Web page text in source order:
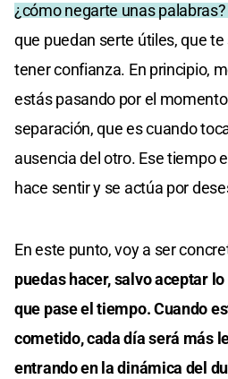
¿cómo negarte unas palabras?
que puedan serte útiles, que
tener confianza. En principio,
estás pasando por el
separación, que es cuando
ausencia del otro. Ese tiempo
hace sentir y se actúa por
En este punto, voy a ser
puedas hacer, salvo aceptar
que pase el tiempo. Cuando
cometido, cada día será más
entrando en la dinámica del